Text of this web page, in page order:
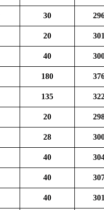
30
20 301
40
180
135
20
28
40
40
40 301